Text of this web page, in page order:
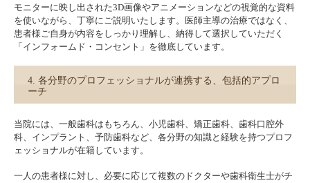
モニターに映し出された3D画像やアニメーションなどの視覚的な資料
を使いながら、丁寧にご説明いたします。医師主導の治療ではなく、
患者様ご自身が内容をしっかり理解し、納得して選択していただく
「インフォームド・コンセント」を徹底しています。
4. 各分野のプロフェッショナルが連携する、包括的アプロ
ーチ
当院には、一般歯科はもちろん、小児歯科、矯正歯科、歯科口腔外
科、インプラント、予防歯科など、各分野の知識と経験を持つプロフ
ェッショナルが在籍しています。
一人の患者様に対し、必要に応じて複数のドクターや歯科衛生士がチ